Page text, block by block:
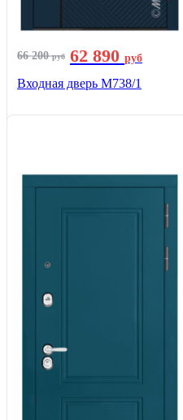
66 200руб 62 890 руб
Входная дверь М738/1